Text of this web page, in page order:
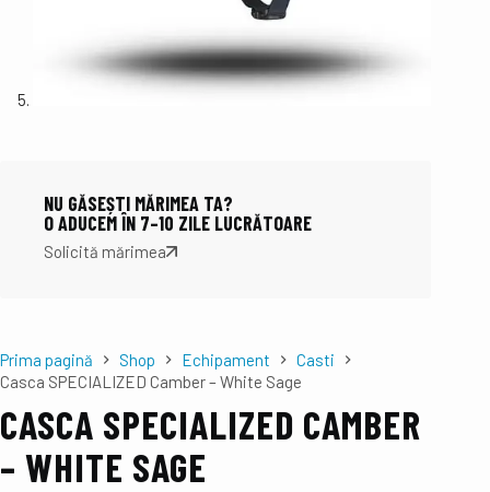
NU GĂSEȘTI MĂRIMEA TA?
O ADUCEM ÎN 7–10 ZILE LUCRĂTOARE
Solicită mărimea
Prima pagină Shop Echipament
Casti
Casca SPECIALIZED Camber – White Sage
CASCA SPECIALIZED CAMBER
– WHITE SAGE